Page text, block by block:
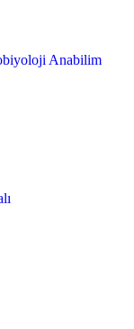
Anabilim